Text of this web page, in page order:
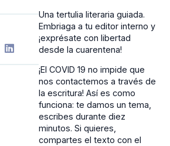
Una tertulia literaria guiada.
Embriaga a tu editor interno y
¡exprésate con libertad
desde la cuarentena!
¡El COVID 19 no impide que
nos contactemos a través de
la escritura! Así es como
funciona: te damos un tema,
escribes durante diez
minutos. Si quieres,
compartes el texto con el